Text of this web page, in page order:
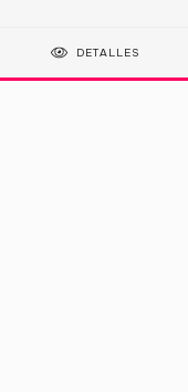
DETALLES